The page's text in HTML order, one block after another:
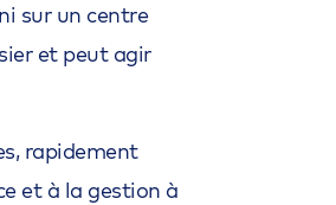
sur un centre
et peut agir
rapidement
et à la gestion à